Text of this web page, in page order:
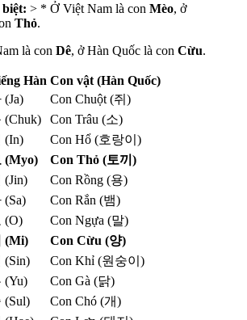
> * Ở Việt Nam là con Mèo, ở
Thỏ.
là con Dê, ở Hàn Quốc là con Cừu.
Hàn Con vật (Hàn Quốc)
(Ja)
Con Chuột (쥐)
(Chuk)
Con Trâu (소)
(In)
Con Hổ (호랑이)
(Myo)
Con Thỏ (토끼)
(Jin)
Con Rồng (용)
(Sa)
Con Rắn (뱀)
(O)
Con Ngựa (말)
(Mi)
Con Cừu (양)
(Sin)
Con Khỉ (원숭이)
(Yu)
Con Gà (닭)
(Sul)
Con Chó (개)